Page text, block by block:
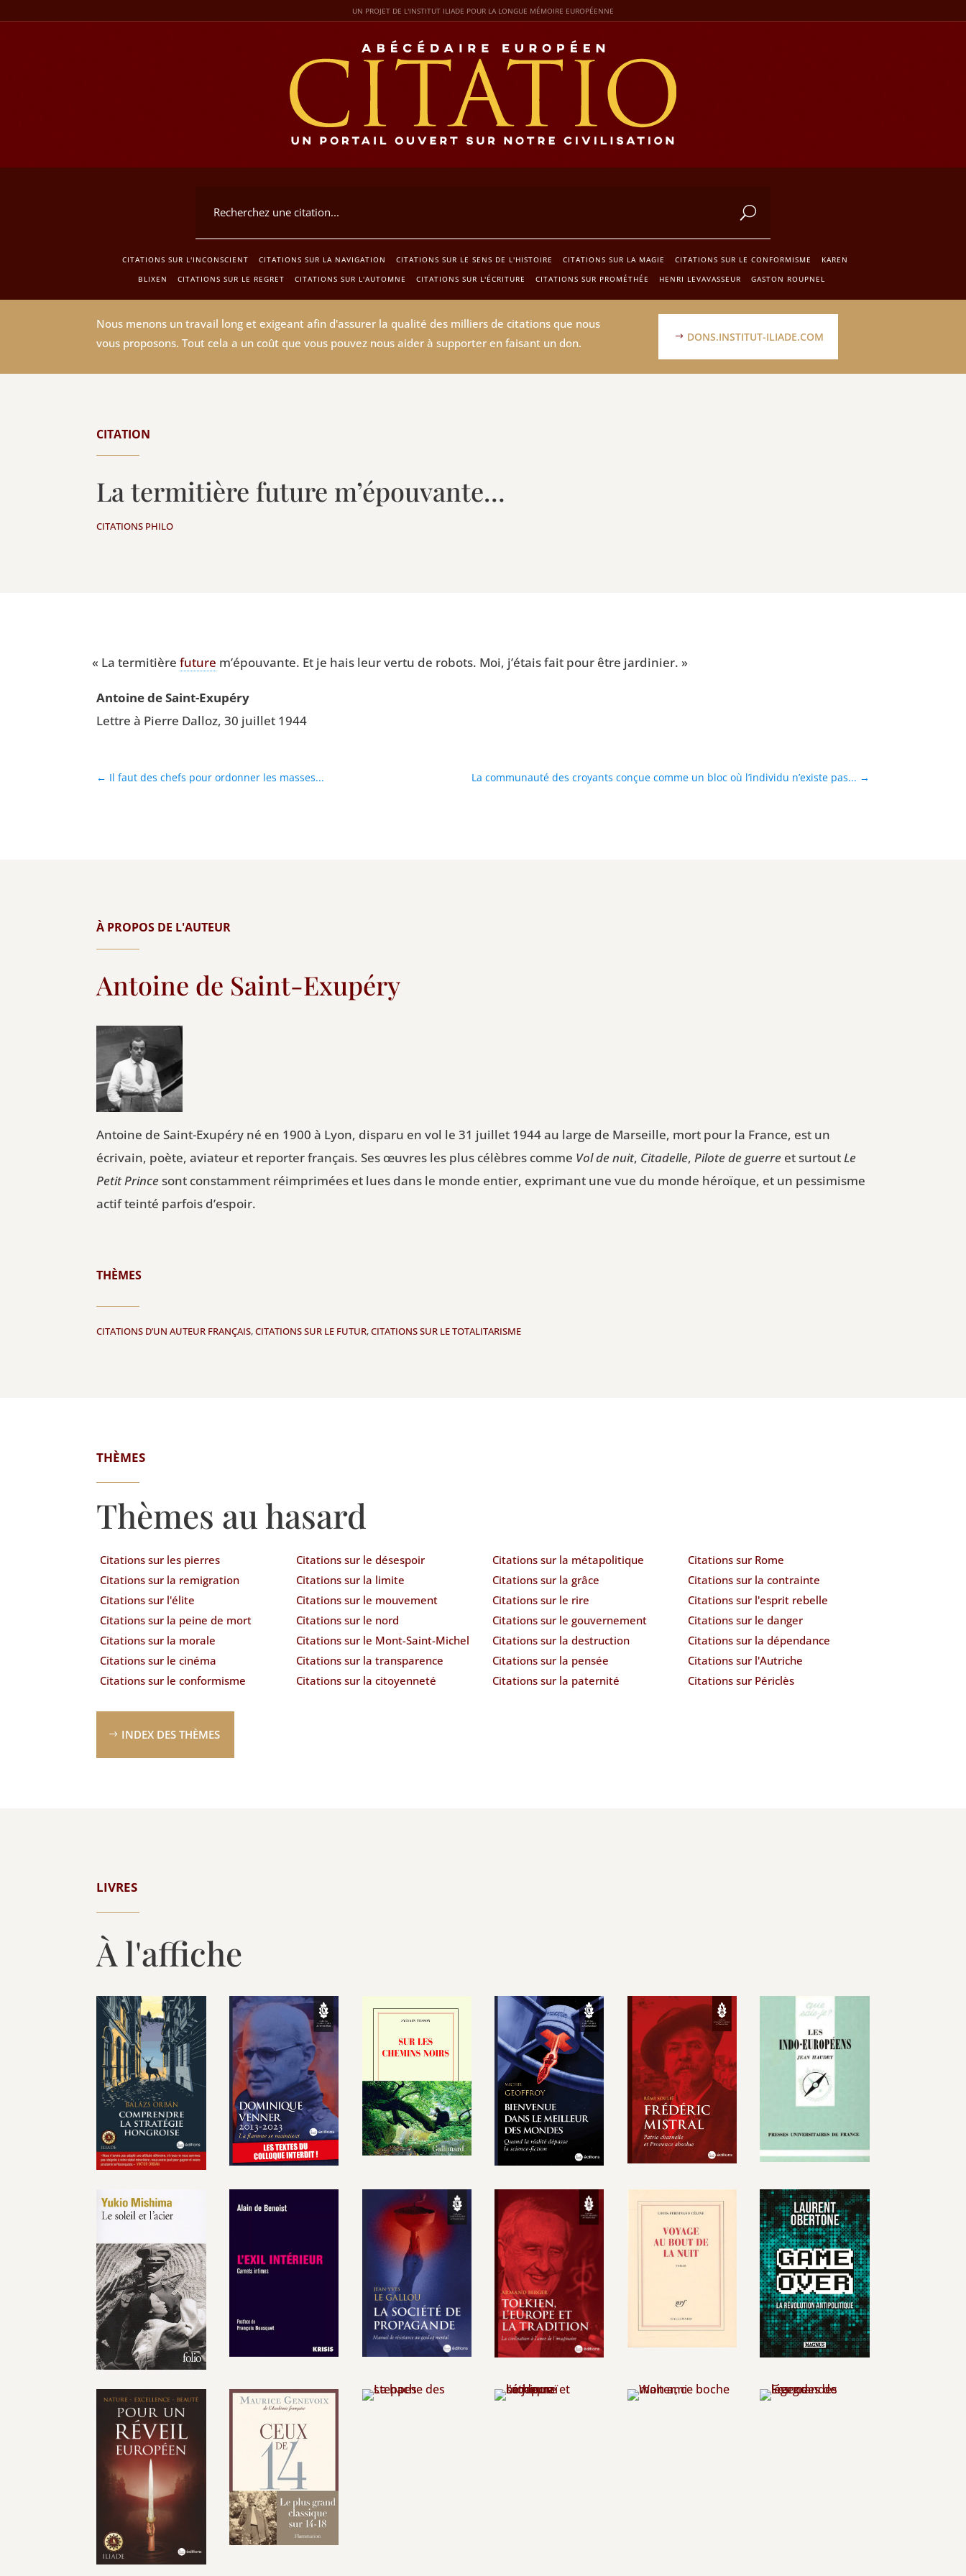
UN PROJET DE L'INSTITUT ILIADE POUR LA LONGUE MÉMOIRE EUROPÉENNE
CITATIONS SUR L'INCONSCIENT CITATIONS SUR LA NAVIGATION CITATIONS SUR LE SENS DE L'HISTOIRE CITATIONS SUR LA MAGIE CITATIONS SUR LE CONFORMISME
KAREN
BLIXEN
CITATIONS SUR LE REGRET CITATIONS SUR L'AUTOMNE CITATIONS SUR L'ÉCRITURE CITATIONS SUR PROMÉTHÉE HENRI LEVAVASSEUR GASTON ROUPNEL
Nous menons un travail long et exigeant afin d'assurer la qualité des milliers de citations que nous
vous proposons. Tout cela a un coût que vous pouvez nous aider à supporter en faisant un don.
DONS.INSTITUT-ILIADE.COM
CITATION
La termitière future m’épouvante…
CITATIONS PHILO
« La ter­mi­tière future m’é­pou­vante. Et je hais leur ver­tu de robots. Moi, j’é­tais fait pour être jardinier. »
Antoine de Saint-Exupéry
Lettre à Pierre Dal­loz, 30 juillet 1944
← Il faut des chefs pour ordonner les masses... La communauté des croyants conçue comme un bloc où l’individu n’existe pas... →
À PROPOS DE L'AUTEUR
Antoine de Saint-Exupéry
Antoine de Saint-Exupéry né en 1900 à Lyon, disparu en vol le 31 juillet 1944 au large de Marseille, mort pour la France, est un
écrivain, poète, aviateur et reporter français. Ses œuvres les plus célèbres comme Vol de nuit, Citadelle,Pilote de guerre et surtoutLe
Petit Princesont constamment réimprimées et lues dans le monde entier, exprimant une vue du monde héroïque, et un pessimisme
actif teinté parfois d’espoir.
THÈMES
CITATIONS D’UN AUTEUR FRANÇAIS,CITATIONS SUR LE FUTUR,CITATIONS SUR LE TOTALITARISME
THÈMES
Thèmes au hasard
Citations sur les pierres
Citations sur la remigration
Citations sur l'élite
Citations sur la peine de mort
Citations sur la morale
Citations sur le cinéma
Citations sur le conformisme
Citations sur le désespoir
Citations sur la limite
Citations sur le mouvement
Citations sur le nord
Citations sur le Mont-Saint-Michel
Citations sur la transparence
Citations sur la citoyenneté
Citations sur la métapolitique
Citations sur la grâce
Citations sur le rire
Citations sur le gouvernement
Citations sur la destruction
Citations sur la pensée
Citations sur la paternité
Citations sur Rome
Citations sur la contrainte
Citations sur l'esprit rebelle
Citations sur le danger
Citations sur la dépendance
Citations sur l'Autriche
Citations sur Périclès
INDEX DES THÈMES
LIVRES
À l'affiche